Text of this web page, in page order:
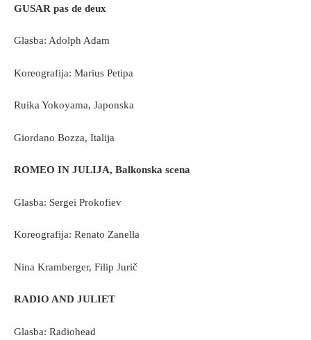
GUSAR pas de deux
Glasba: Adolph Adam
Koreografija: Marius Petipa
Ruika Yokoyama, Japonska
Giordano Bozza, Italija
ROMEO IN JULIJA, Balkonska scena
Glasba: Sergei Prokofiev
Koreografija: Renato Zanella
Nina Kramberger, Filip Jurič
RADIO AND JULIET
Glasba: Radiohead